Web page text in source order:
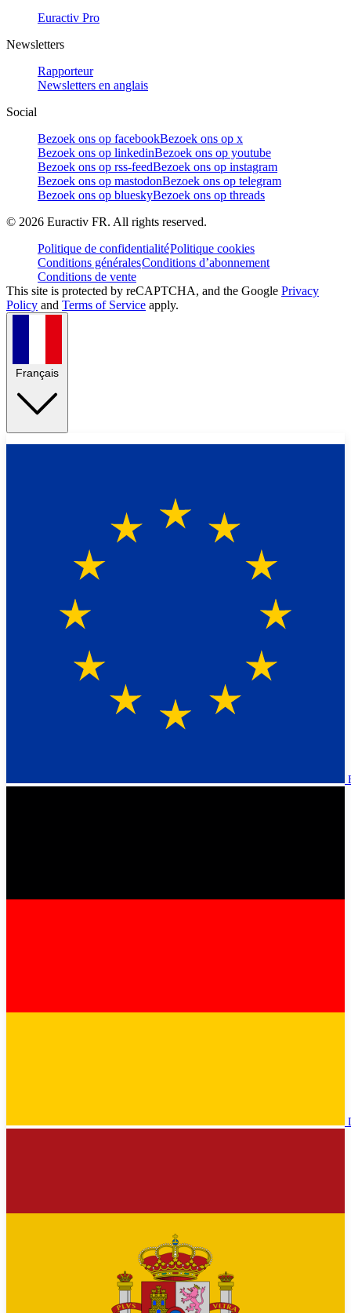
Euractiv Pro
Newsletters
Rapporteur
Newsletters en anglais
Social
Bezoek ons op facebookBezoek ons op x
Bezoek ons op linkedinBezoek ons op youtube
Bezoek ons op rss-feedBezoek ons op instagram
Bezoek ons op mastodonBezoek ons op telegram
Bezoek ons op blueskyBezoek ons op threads
© 2026 Euractiv FR. All rights reserved.
Politique de confidentialitéPolitique cookies
Conditions généralesConditions d’abonnement
Conditions de vente
This site is protected by reCAPTCHA, and the Google Privacy
Policy and Terms of Service apply.
Français